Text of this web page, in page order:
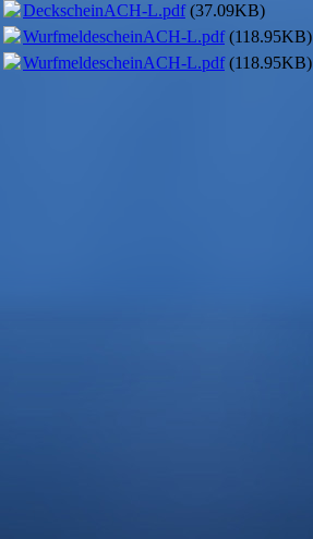
DeckscheinACH-L.pdf(37.09KB)
WurfmeldescheinACH-L.pdf(118.95KB)
WurfmeldescheinACH-L.pdf(118.95KB)